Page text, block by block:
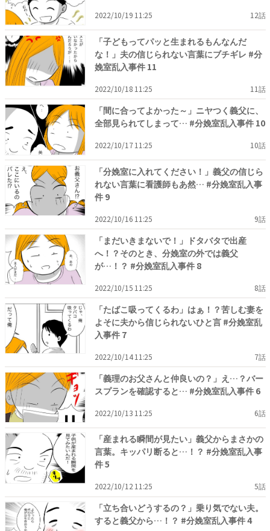
2022/10/19 11:25 12話
「子どもってパッと生まれるもんなんだ
な！」夫の信じられない言葉にブチギレ #分
娩室乱入事件 11
2022/10/18 11:25 11話
「間に合ってよかった～」ニヤつく義父に、
全部見られてしまって… #分娩室乱入事件 10
2022/10/17 11:25 10話
「分娩室に入れてください！」義父の信じら
れない言葉に看護師もあ然… #分娩室乱入事
件 9
2022/10/16 11:25 9話
「まだいきまないで！」ドタバタで出産
へ！？そのとき、分娩室の外では義父
が…！？ #分娩室乱入事件 8
2022/10/15 11:25 8話
「たばこ吸ってくるわ」はぁ！？苦しむ妻を
よそに夫から信じられないひと言 #分娩室乱
入事件 7
2022/10/14 11:25 7話
「義理のお父さんと仲良いの？」え…？バー
スプランを確認すると… #分娩室乱入事件 6
2022/10/13 11:25 6話
「産まれる瞬間が見たい」義父からまさかの
言葉。キッパリ断ると…！？ #分娩室乱入事
件 5
2022/10/12 11:25 5話
「立ち合いどうするの？」乗り気でない夫。
すると義父から…！？ #分娩室乱入事件 4